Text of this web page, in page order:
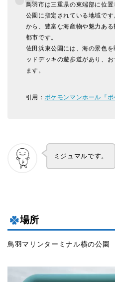
鳥羽市は三重県の東端部に位
公園に指定されている地域で
から、豊富な海産物や魅力あ
都市です。
佐田浜東公園には、海の景色
ッドデッキの遊歩道があり、
ます。
引用： ポケモンマンホール『ポ
ミジュマルです。
場所
鳥羽マリンターミナル横の公園